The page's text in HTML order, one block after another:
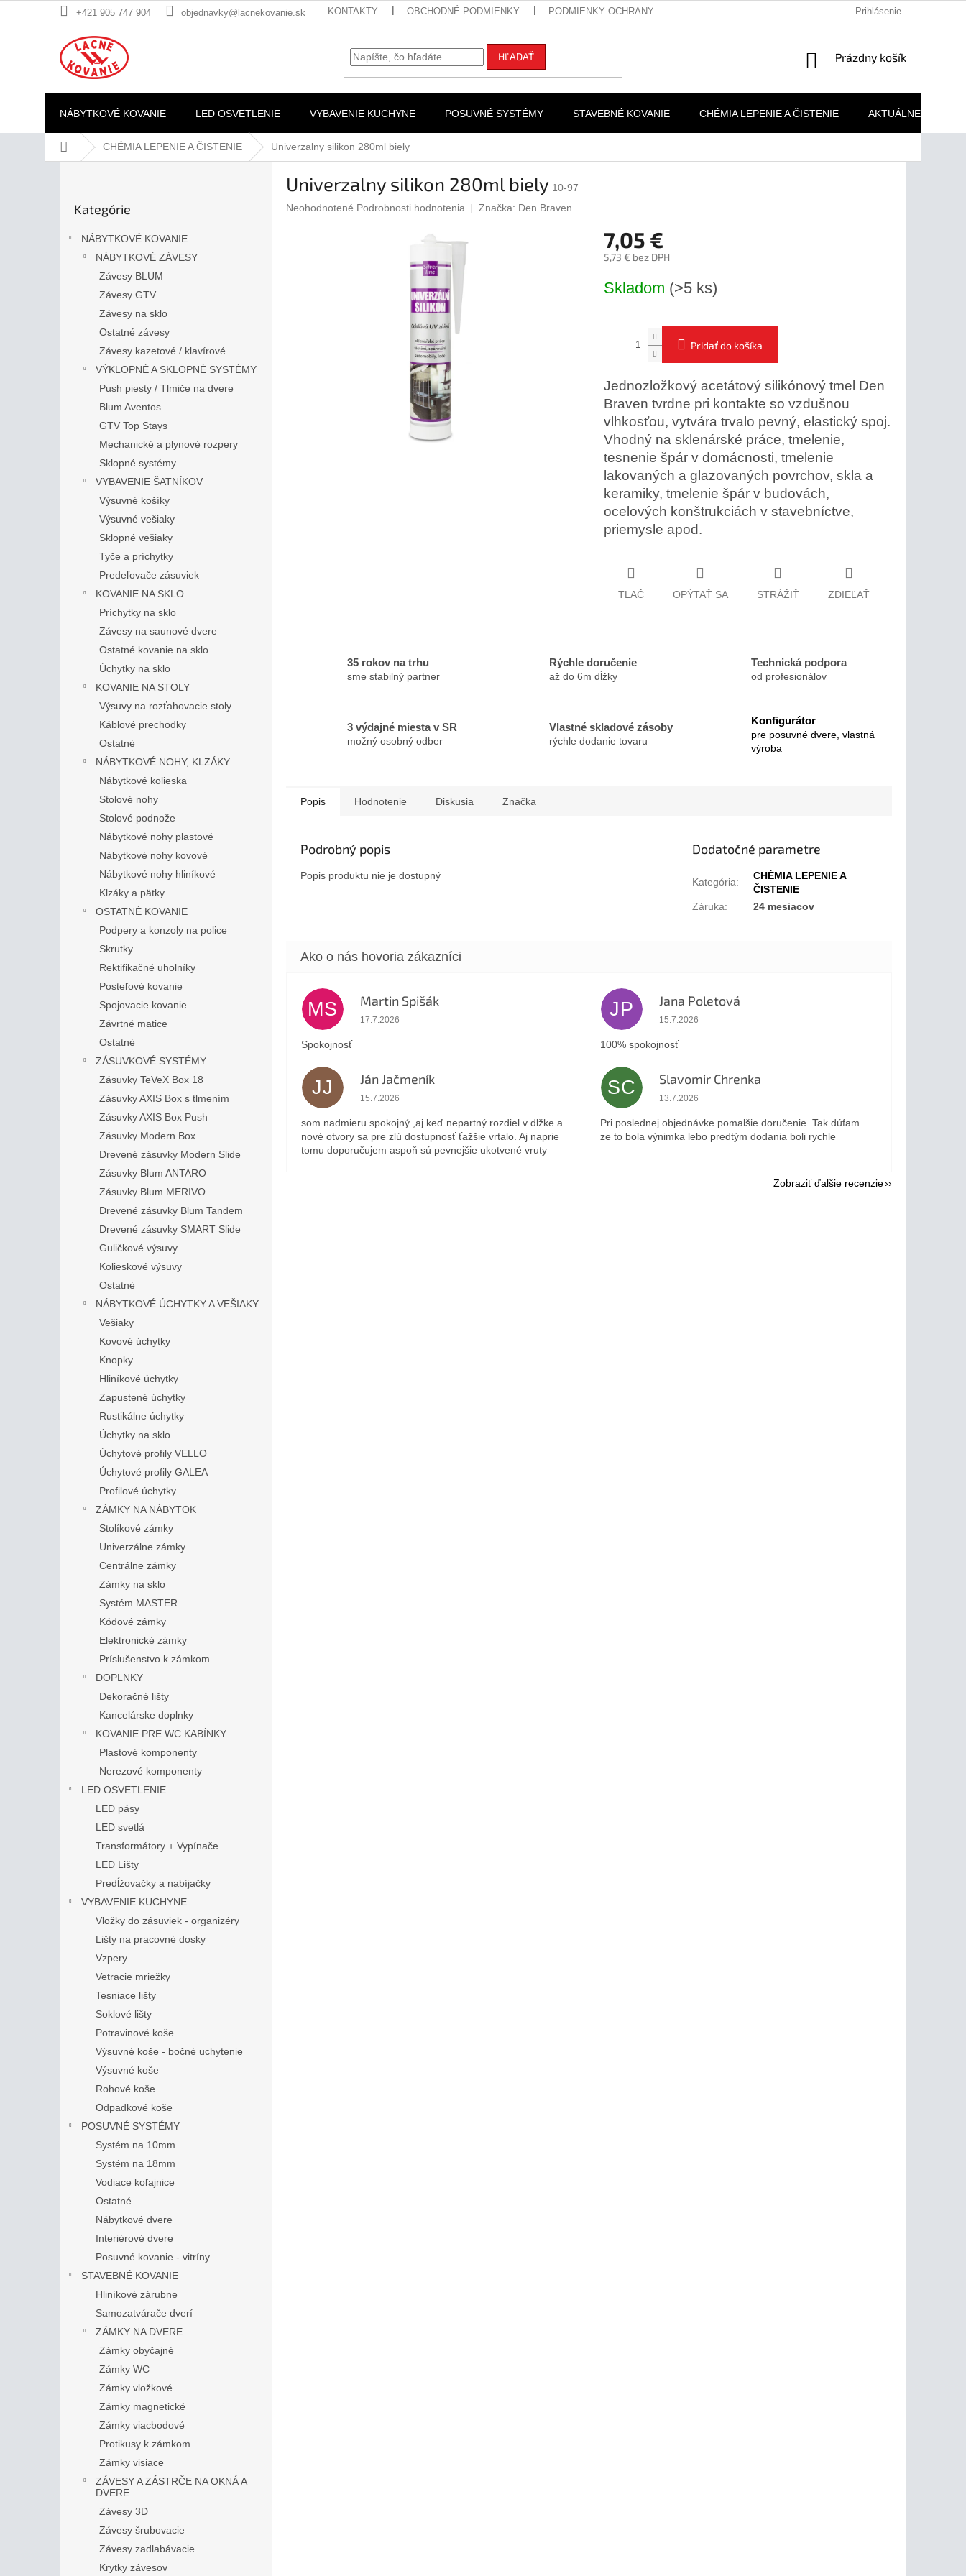
na
+421 905 747 904 objednavky@lacnekovanie.sk KONTAKTY OBCHODNÉ PODMIENKY PODMIENKY OCHRANY OSOBNÝCH ÚDAJOV REKLAMAČNÉ PODMIENKY
Prihlásenie
HĽADAŤ
NÁKUPNÝ
Prázdny košík
NÁBYTKOVÉ KOVANIE LED OSVETLENIE VYBAVENIE KUCHYNE POSUVNÉ SYSTÉMY STAVEBNÉ KOVANIE CHÉMIA LEPENIE A ČISTENIE AKTUÁLNE AKCIE
DomovCHÉMIA LEPENIE A ČISTENIE Univerzalny silikon 280ml biely
kategórie
Kategórie
NÁBYTKOVÉ KOVANIE
NÁBYTKOVÉ ZÁVESY
Závesy BLUM
Závesy GTV
Závesy na sklo
Ostatné závesy
Závesy kazetové / klavírové
VÝKLOPNÉ A SKLOPNÉ SYSTÉMY
Push piesty / Tlmiče na dvere
Blum Aventos
GTV Top Stays
Mechanické a plynové rozpery
Sklopné systémy
VYBAVENIE ŠATNÍKOV
Výsuvné košíky
Výsuvné vešiaky
Sklopné vešiaky
Tyče a príchytky
Predeľovače zásuviek
KOVANIE NA SKLO
Príchytky na sklo
Závesy na saunové dvere
Ostatné kovanie na sklo
Úchytky na sklo
KOVANIE NA STOLY
Výsuvy na rozťahovacie stoly
Káblové prechodky
Ostatné
NÁBYTKOVÉ NOHY, KLZÁKY
Nábytkové kolieska
Stolové nohy
Stolové podnože
Nábytkové nohy plastové
Nábytkové nohy kovové
Nábytkové nohy hliníkové
Klzáky a pätky
OSTATNÉ KOVANIE
Podpery a konzoly na police
Skrutky
Rektifikačné uholníky
Posteľové kovanie
Spojovacie kovanie
Závrtné matice
Ostatné
ZÁSUVKOVÉ SYSTÉMY
Zásuvky TeVeX Box 18
Zásuvky AXIS Box s tlmením
Zásuvky AXIS Box Push
Zásuvky Modern Box
Drevené zásuvky Modern Slide
Zásuvky Blum ANTARO
Zásuvky Blum MERIVO
Drevené zásuvky Blum Tandem
Drevené zásuvky SMART Slide
Guličkové výsuvy
Kolieskové výsuvy
Ostatné
NÁBYTKOVÉ ÚCHYTKY A VEŠIAKY
Vešiaky
Kovové úchytky
Knopky
Hliníkové úchytky
Zapustené úchytky
Rustikálne úchytky
Úchytky na sklo
Úchytové profily VELLO
Úchytové profily GALEA
Profilové úchytky
ZÁMKY NA NÁBYTOK
Stolíkové zámky
Univerzálne zámky
Centrálne zámky
Zámky na sklo
Systém MASTER
Kódové zámky
Elektronické zámky
Príslušenstvo k zámkom
DOPLNKY
Dekoračné lišty
Kancelárske doplnky
KOVANIE PRE WC KABÍNKY
Plastové komponenty
Nerezové komponenty
LED OSVETLENIE
LED pásy
LED svetlá
Transformátory + Vypínače
LED Lišty
Predĺžovačky a nabíjačky
VYBAVENIE KUCHYNE
Vložky do zásuviek - organizéry
Lišty na pracovné dosky
Vzpery
Vetracie mriežky
Tesniace lišty
Soklové lišty
Potravinové koše
Výsuvné koše - bočné uchytenie
Výsuvné koše
Rohové koše
Odpadkové koše
POSUVNÉ SYSTÉMY
Systém na 10mm
Systém na 18mm
Vodiace koľajnice
Ostatné
Nábytkové dvere
Interiérové dvere
Posuvné kovanie - vitríny
STAVEBNÉ KOVANIE
Hliníkové zárubne
Samozatvárače dverí
ZÁMKY NA DVERE
Zámky obyčajné
Zámky WC
Zámky vložkové
Zámky magnetické
Zámky viacbodové
Protikusy k zámkom
Zámky visiace
ZÁVESY A ZÁSTRČE NA OKNÁ A
DVERE
Závesy 3D
Závesy šrubovacie
Závesy zadlabávacie
Krytky závesov
Univerzalny silikon 280ml biely 10-97
Priemerné
Neohodnotené Podrobnosti hodnotenia Značka: Den Braven
7,05 €
5,73 € bez DPH
cena:
Skladom (>5 ks)
Pridať do košíka
Jednozložkový acetátový silikónový tmel Den
Braven tvrdne pri kontakte so vzdušnou
vlhkosťou, vytvára trvalo pevný, elastický spoj.
Vhodný na sklenárské práce, tmelenie,
tesnenie špár v domácnosti, tmelenie
lakovaných a glazovaných povrchov, skla a
keramiky, tmelenie špár v budovách,
ocelových konštrukciách v stavebníctve,
priemysle apod.
TLAČ OPÝTAŤ SA STRÁŽIŤ ZDIEĽAŤ
35 rokov na trhu
sme stabilný partner
Rýchle doručenie
až do 6m dĺžky
Technická podpora
od profesionálov
3 výdajné miesta v SR
možný osobný odber
Vlastné skladové zásoby
rýchle dodanie tovaru
Konfigurátor
pre posuvné dvere, vlastná
výroba
Popis Hodnotenie Diskusia Značka
Podrobný popis
Popis produktu nie je dostupný
Dodatočné parametre
Kategória:
CHÉMIA LEPENIE A
ČISTENIE
Záruka: 24 mesiacov
MS Martin Spišák
Hodnotenie obchodu je 5 z 5 hviezdičiek.
17.7.2026
Spokojnosť
JP Jana Poletová
Hodnotenie obchodu je 5 z 5 hviezdičiek.
15.7.2026
100% spokojnosť
JJ Ján Jačmeník
Hodnotenie obchodu je 5 z 5 hviezdičiek.
15.7.2026
som nadmieru spokojný ,aj keď nepartný rozdiel v dlžke a
nové otvory sa pre zlú dostupnosť ťažšie vrtalo. Aj naprie
tomu doporučujem aspoň sú pevnejšie ukotvené vruty
SC Slavomir Chrenka
Hodnotenie obchodu je 5 z 5 hviezdičiek.
13.7.2026
Pri poslednej objednávke pomalšie doručenie. Tak dúfam
ze to bola výnimka lebo predtým dodania boli rychle
Zobraziť ďalšie recenzie